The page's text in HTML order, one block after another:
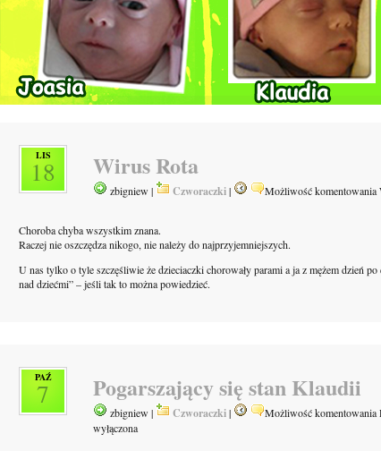
LIS
18 Wirus Rota
zbigniew | Czworaczki| Możliwość komentowania
Choroba chyba wszystkim znana.
Raczej nie oszczędza nikogo, nie należy do najprzyjemniejszych.
U nas tylko o tyle szczęśliwie że dzieciaczki chorowały parami a ja z mężem dzień
nad dziećmi” – jeśli tak to można powiedzieć.
PAŹ
7 Pogarszający się stan Klaudii
zbigniew | Czworaczki| Możliwość komentowania
wyłączona